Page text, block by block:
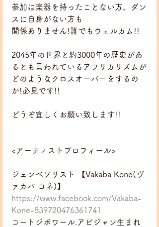
参加は楽器を持ったことない方、ダン
スに自身がない方も
関係ありません!誰でもウェルカム!!
2045年の世界と約3000年の歴史があ
るとも言われているアフリカリズムが
どのようなクロスオーバーをするの
か!必見です!!
どうぞ宜しくお願い致します!!
<アーティストプロフィール>
ジェンベソリスト 【Vakaba Kone(ヴ
ァカバ コネ)】
https://www.facebook.com/Vakaba-
Kone-839720476361741
コートジボワール.アビジャン生まれ